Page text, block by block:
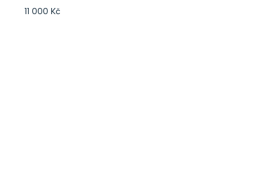
11 000 Kč